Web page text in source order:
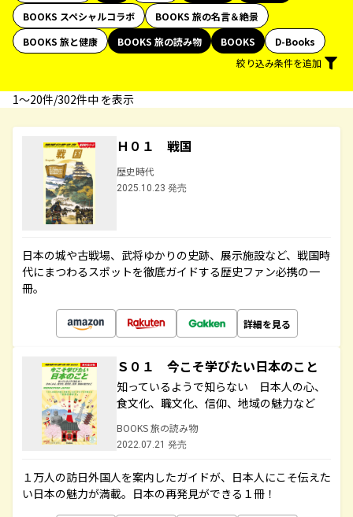
BOOKS スペシャルコラボ
BOOKS 旅の名言＆絶景
BOOKS 旅と健康
BOOKS 旅の読み物 BOOKS
D-Books
絞り込み条件を追加
1〜20件/302件中 を表示
Ｈ０１ 戦国
歴史時代
2025.10.23 発売
日本の城や古戦場、武将ゆかりの史跡、展示施設など、戦国時
代にまつわるスポットを徹底ガイドする歴史ファン必携の一
冊。
詳細を見る
Ｓ０１ 今こそ学びたい日本のこと
知っているようで知らない 日本人の心、
食文化、職文化、信仰、地域の魅力など
BOOKS 旅の読み物
2022.07.21 発売
１万人の訪日外国人を案内したガイドが、日本人にこそ伝えた
い日本の魅力が満載。日本の再発見ができる１冊！